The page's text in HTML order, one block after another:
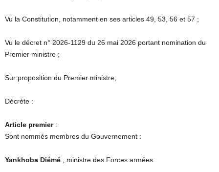
Vu la Constitution, notamment en ses articles 49, 53, 56 et 57 ;
Vu le décret n° 2026-1129 du 26 mai 2026 portant nomination du
Premier ministre ;
Sur proposition du Premier ministre,
Décrète :
Article premier:
Sont nommés membres du Gouvernement :
Yankhoba Diémé , ministre des Forces armées